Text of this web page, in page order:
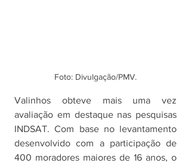
Foto: Divulgação/PMV.
Valinhos obteve mais uma vez
avaliação em destaque nas pesquisas
INDSAT. Com base no levantamento
desenvolvido com a participação de
400 moradores maiores de 16 anos, o